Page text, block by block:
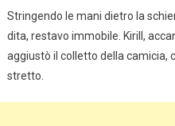
Stringendo le mani dietro la
dita, restavo immobile. Kirill,
aggiustò il colletto della camicia,
stretto.